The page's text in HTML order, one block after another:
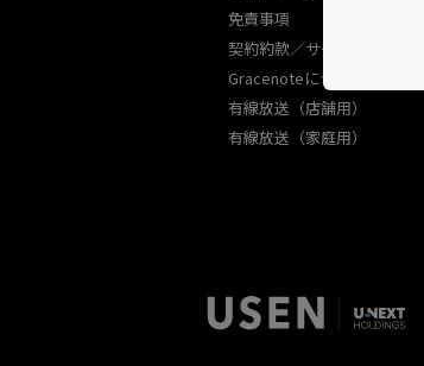
免責事項
契約約款／サービス規約
Gracenoteについて
有線放送（店舗用）
有線放送（家庭用）